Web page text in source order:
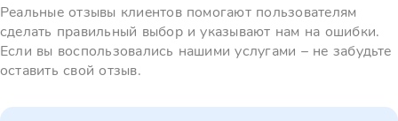
Реальные отзывы клиентов помогают пользователям
сделать правильный выбор и указывают нам на ошибки.
Если вы воспользовались нашими услугами – не забудьте
оставить свой отзыв.